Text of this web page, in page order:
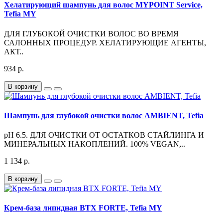
Хелатирующий шампунь для волос MYPOINT Service,
Tefia MY
ДЛЯ ГЛУБОКОЙ ОЧИСТКИ ВОЛОС ВО ВРЕМЯ
САЛОННЫХ ПРОЦЕДУР. ХЕЛАТИРУЮЩИЕ АГЕНТЫ,
АКТ..
934 р.
В корзину
Шампунь для глубокой очистки волос AMBIENT, Tefia
pH 6.5. ДЛЯ ОЧИСТКИ ОТ ОСТАТКОВ СТАЙЛИНГА И
МИНЕРАЛЬНЫХ НАКОПЛЕНИЙ. 100% VEGAN,..
1 134 р.
В корзину
Крем-база липидная BTX FORTE, Tefia MY